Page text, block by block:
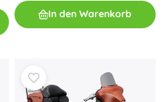
In den Warenkorb